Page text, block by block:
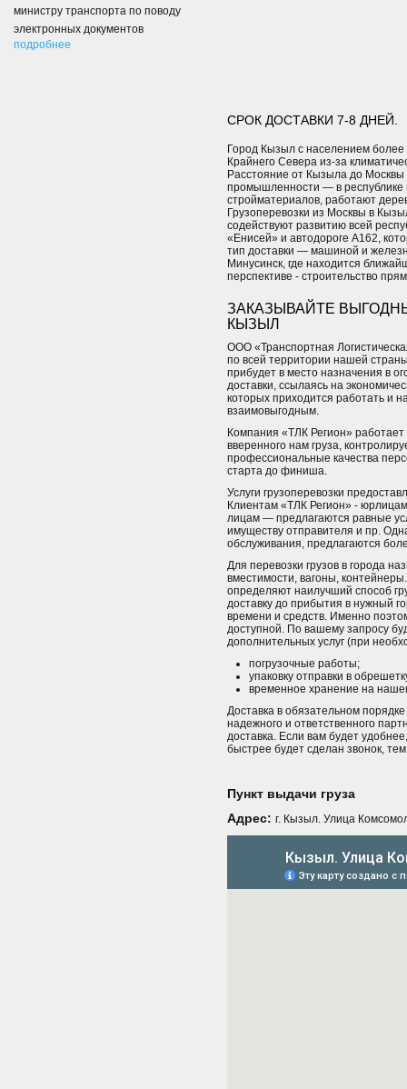
СРОК ДОСТАВКИ 7-8 ДНЕЙ.
Город Кызыл с населением
Крайнего Севера из-за
Расстояние от Кызыла до
промышленности — в республике
стройматериалов, работают
Грузоперевозки из Москвы в
содействуют развитию всей
«Енисей» и автодороге А162,
тип доставки — машиной и
Минусинск, где находится
перспективе - строительство
ЗАКАЗЫВАЙТЕ
КЫЗЫЛ
ООО «Транспортная
по всей территории нашей
прибудет в место назначения в
доставки, ссылаясь на
которых приходится работать и
взаимовыгодным.
Компания «ТЛК Регион»
вверенного нам груза,
профессиональные качества
старта до финиша.
Услуги грузоперевозки
Клиентам «ТЛК Регион» -
лицам — предлагаются равные
имуществу отправителя и пр.
обслуживания, предлагаются
Для перевозки грузов в города
вместимости, вагоны,
определяют наилучший способ
доставку до прибытия в нужный
времени и средств. Именно
доступной. По вашему запросу
дополнительных услуг (при
погрузочные работы;
упаковку отправки в
временное хранение на
Доставка в обязательном
надежного и ответственного
доставка. Если вам будет
быстрее будет сделан звонок,
Пункт выдачи груза
Адрес: г. Кызыл. Улица
министру транспорта по поводу
электронных документов
подробнее